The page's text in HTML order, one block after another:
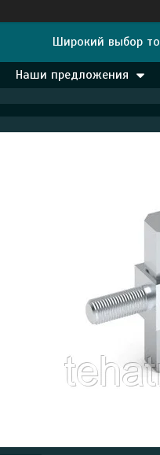
Широкий выбор
Наши предложения